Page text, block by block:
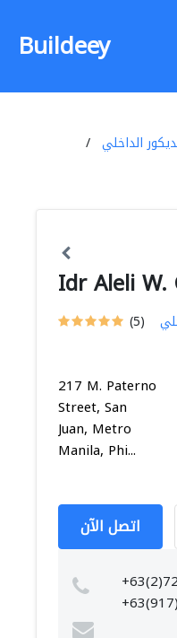
Buildeey
الداخلي
Idr Aleli W.
(5)
217 M. Paterno
Street, San
Juan, Metro
Manila, Phi...
اتصل الآن